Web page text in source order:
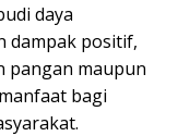
daya
dampak positif,
pangan maupun
bagi